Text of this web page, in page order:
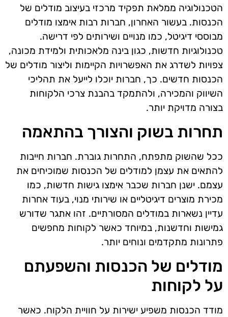
הטכנולוגיה ממלאת תפקיד מרכזי בעיצוב מודלים של
הכנסות. בעשור האחרון, חברות רבות אימצו מודלים
מבוססי דיגיטל, כמו מנויים ושירותים לפי דרישה.
טכנולוגיות חדשות, כגון בינה מלאכותית ולמידת מכונה,
צפויות לשדרג את האפשרויות הקיימות וליצור מודלים של
הכנסות חדשים. כך, חברות יוכלו לייעל את תהליכי
השיווק והמכירה, ולהתמקד בהבנת צרכי הלקוחות
בצורה מדויקת יותר.
תחרות בשוק והצורך בהתאמה
ככל שהשוק מתפתח, התחרות גוברת. חברות חייבות
להתאים את עצמן למודלים של הכנסות שמוכיחים את
עצמם. ישנן חברות שכבר אימצו גישות חדשות, כמו
מכירת מוצרים דיגיטליים או שירותי מנוי, בעוד אחרות
עדיין נשארות במודלים המסורתיים. זהו אתגר שדורש
גמישות וחדשנות, במיוחד כאשר לקוחות מחפשים
פתרונות מתקדמים ונוחים יותר.
מודלים של הכנסות והשפעתם
על לקוחות
מודד הכנסות משפיע ישירות על חוויית הלקוח. כאשר